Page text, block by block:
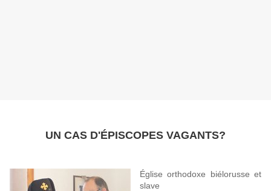
UN CAS D'ÉPISCOPES VAGANTS?
Église orthodoxe biélorusse et
slave